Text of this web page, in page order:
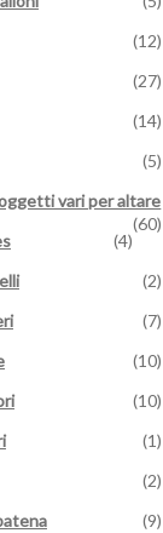
(12)
(27)
(14)
(5)
vari per altare
(60)
(4)
(2)
(7)
(10)
(10)
(1)
(2)
(9)